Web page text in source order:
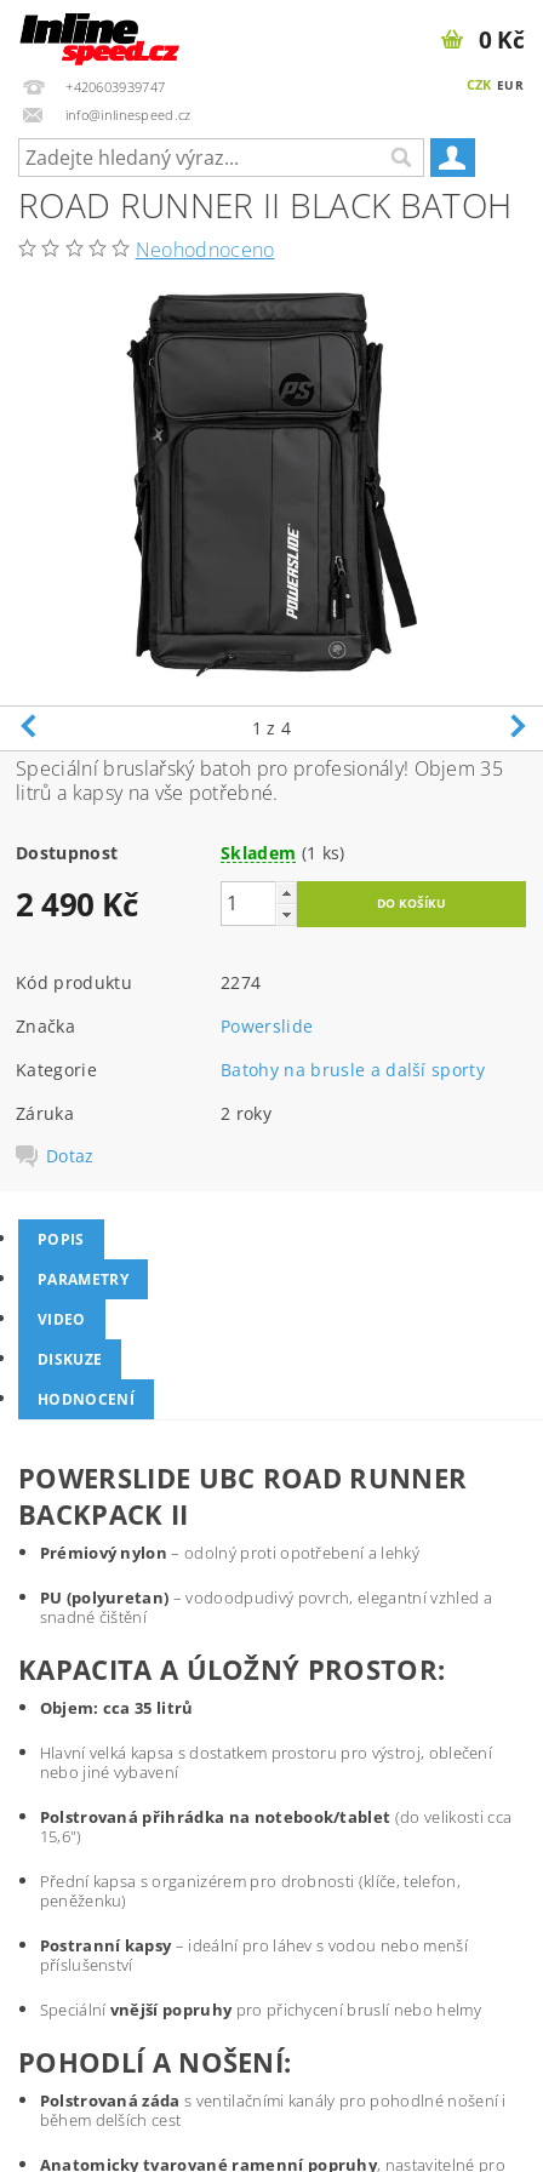
+420603939747
info@inlinespeed.cz
CZK EUR
0 Kč
ROAD RUNNER II BLACK BATOH
Neohodnoceno
1 z 4
Speciální bruslařský batoh pro profesionály! Objem 35
litrů a kapsy na vše potřebné.
Dostupnost Skladem (1 ks)
2 490 Kč
Kód produktu
2274
Značka
Powerslide
Kategorie
Batohy na brusle a další sporty
Záruka
2 roky
Dotaz
POPIS
PARAMETRY
VIDEO
DISKUZE
HODNOCENÍ
POWERSLIDE UBC ROAD RUNNER
BACKPACK II
Prémiový nylon – odolný proti opotřebení a lehký
PU (polyuretan) – vodoodpudivý povrch, elegantní vzhled a
snadné čištění
KAPACITA A ÚLOŽNÝ PROSTOR:
Objem: cca 35 litrů
Hlavní velká kapsa s dostatkem prostoru pro výstroj, oblečení
nebo jiné vybavení
Polstrovaná přihrádka na notebook/tablet (do velikosti cca
15,6")
Přední kapsa s organizérem pro drobnosti (klíče, telefon,
peněženku)
Postranní kapsy– ideální pro láhev s vodou nebo menší
příslušenství
Speciální vnější popruhypro přichycení bruslí nebo helmy
POHODLÍ A NOŠENÍ:
Polstrovaná záda s ventilačními kanály pro pohodlné nošení i
během delších cest
Anatomicky tvarované ramenní popruhy, nastavitelné pro